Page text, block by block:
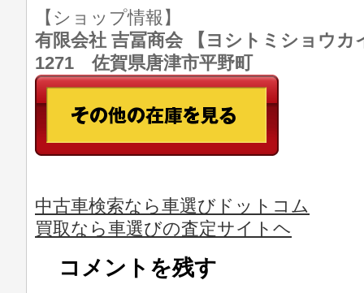
【ショップ情報】
有限会社 吉冨商会 【ヨシトミショウ
1271 佐賀県唐津市平野町
中古車検索なら車選びドットコム
買取なら車選びの査定サイトヘ
コメントを残す